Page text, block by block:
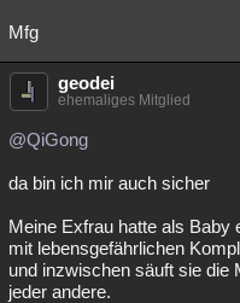
Mfg
geodei
ehemaliges Mitglied
@QiGong
da bin ich mir auch sicher
Meine Exfrau hatte als Baby
mit lebensgefährlichen
und inzwischen säuft sie die
jeder andere.